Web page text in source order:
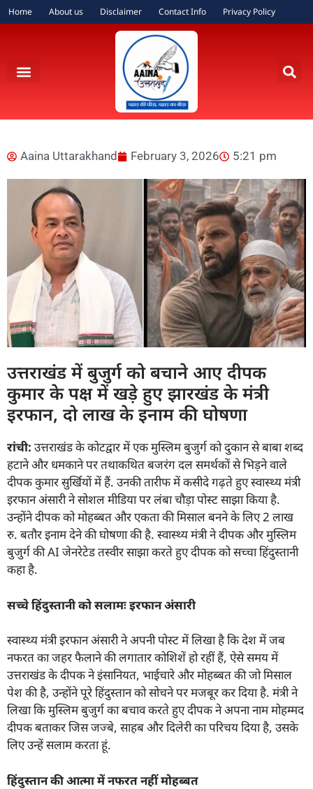
Home About us Disclaimer Contact Info Privacy Policy
Aaina Uttarakhand February 3, 2026 5:21 pm
उत्तराखंड में बुजुर्ग को बचाने आए दीपक
कुमार के पक्ष में खड़े हुए झारखंड के मंत्री
इरफान, दो लाख के इनाम की घोषणा
रांची: उत्तराखंड के कोटद्वार में एक मुस्लिम बुजुर्ग को दुकान से बाबा शब्द
हटाने और धमकाने पर तथाकथित बजरंग दल समर्थकों से भिड़ने वाले
दीपक कुमार सुर्खियों में हैं. उनकी तारीफ में कसीदे गढ़ते हुए स्वास्थ्य मंत्री
इरफान अंसारी ने सोशल मीडिया पर लंबा चौड़ा पोस्ट साझा किया है.
उन्होंने दीपक को मोहब्बत और एकता की मिसाल बनने के लिए 2 लाख
रु. बतौर इनाम देने की घोषणा की है. स्वास्थ्य मंत्री ने दीपक और मुस्लिम
बुजुर्ग की AI जेनरेटेड तस्वीर साझा करते हुए दीपक को सच्चा हिंदुस्तानी
कहा है.
सच्चे हिंदुस्तानी को सलामः इरफान अंसारी
स्वास्थ्य मंत्री इरफान अंसारी ने अपनी पोस्ट में लिखा है कि देश में जब
नफरत का जहर फैलाने की लगातार कोशिशें हो रहीं हैं, ऐसे समय में
उत्तराखंड के दीपक ने इंसानियत, भाईचारे और मोहब्बत की जो मिसाल
पेश की है, उन्होंने पूरे हिंदुस्तान को सोचने पर मजबूर कर दिया है. मंत्री ने
लिखा कि मुस्लिम बुजुर्ग का बचाव करते हुए दीपक ने अपना नाम मोहम्मद
दीपक बताकर जिस जज्बे, साहब और दिलेरी का परिचय दिया है, उसके
लिए उन्हें सलाम करता हूं.
हिंदुस्तान की आत्मा में नफरत नहीं मोहब्बत